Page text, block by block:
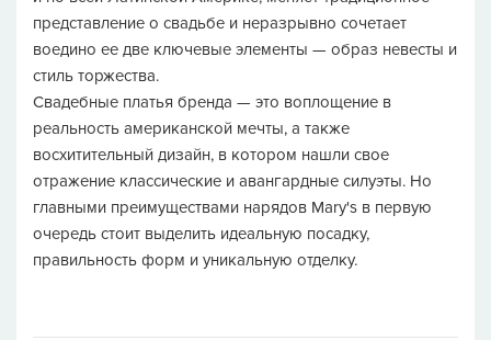
представление о свадьбе и неразрывно сочетает
воедино ее две ключевые элементы — образ невесты и
стиль торжества.
Свадебные платья бренда — это воплощение в
реальность американской мечты, а также
восхитительный дизайн, в котором нашли свое
отражение классические и авангардные силуэты. Но
главными преимуществами нарядов Mary's в первую
очередь стоит выделить идеальную посадку,
правильность форм и уникальную отделку.